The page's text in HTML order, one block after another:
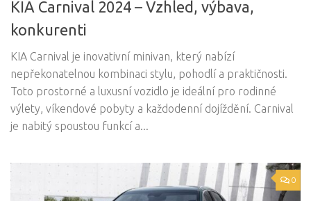
KIA Carnival 2024 – Vzhled, výbava,
konkurenti
KIA Carnival je inovativní minivan, který nabízí
nepřekonatelnou kombinaci stylu, pohodlí a praktičnosti.
Toto prostorné a luxusní vozidlo je ideální pro rodinné
výlety, víkendové pobyty a každodenní dojíždění. Carnival
je nabitý spoustou funkcí a...
0